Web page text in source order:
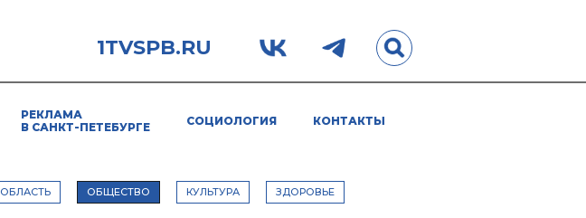
1TVSPB.RU
РЕКЛАМА
В САНКТ-ПЕТЕБУРГЕ
СОЦИОЛОГИЯ КОНТАКТЫ
ОБЛАСТЬ ОБЩЕСТВО КУЛЬТУРА ЗДОРОВЬЕ